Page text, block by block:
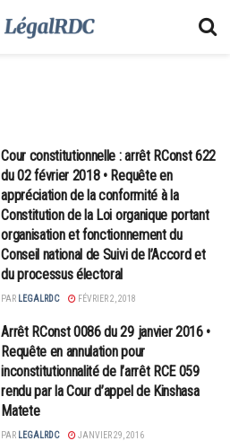
Cour constitutionnelle : arrêt RConst 622
du 02 février 2018 • Requête en
appréciation de la conformité à la
Constitution de la Loi organique portant
organisation et fonctionnement du
Conseil national de Suivi de l’Accord et
du processus électoral
PAR LEGALRDC FÉVRIER 2, 2018
Arrêt RConst 0086 du 29 janvier 2016 •
Requête en annulation pour
inconstitutionnalité de l’arrêt RCE 059
rendu par la Cour d’appel de Kinshasa
Matete
PAR LEGALRDC JANVIER 29, 2016